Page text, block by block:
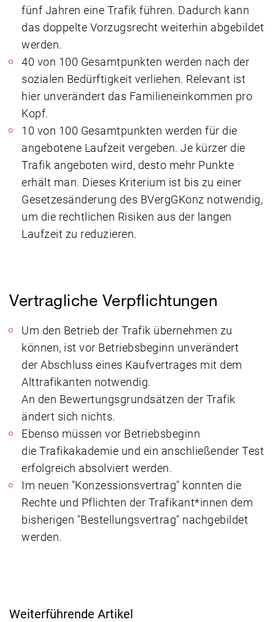
fünf Jahren eine Trafik führen. Dadurch kann
das doppelte Vorzugsrecht weiterhin abgebildet
werden.
40 von 100 Gesamtpunkten werden nach der
sozialen Bedürftigkeit verliehen. Relevant ist
hier unverändert das Familieneinkommen pro
Kopf.
10 von 100 Gesamtpunkten werden für die
angebotene Laufzeit vergeben. Je kürzer die
Trafik angeboten wird, desto mehr Punkte
erhält man. Dieses Kriterium ist bis zu einer
Gesetzesänderung des BVergGKonz notwendig,
um die rechtlichen Risiken aus der langen
Laufzeit zu reduzieren.
Vertragliche Verpflichtungen
Um den Betrieb der Trafik übernehmen zu
können, ist vor Betriebsbeginn unverändert
der Abschluss eines Kaufvertrages mit dem
Alttrafikanten notwendig.
An den Bewertungsgrundsätzen der Trafik
ändert sich nichts.
Ebenso müssen vor Betriebsbeginn
die Trafikakademie und ein anschließender Test
erfolgreich absolviert werden.
Im neuen "Konzessionsvertrag" konnten die
Rechte und Pflichten der Trafikant*innen dem
bisherigen "Bestellungsvertrag" nachgebildet
werden.
Weiterführende Artikel